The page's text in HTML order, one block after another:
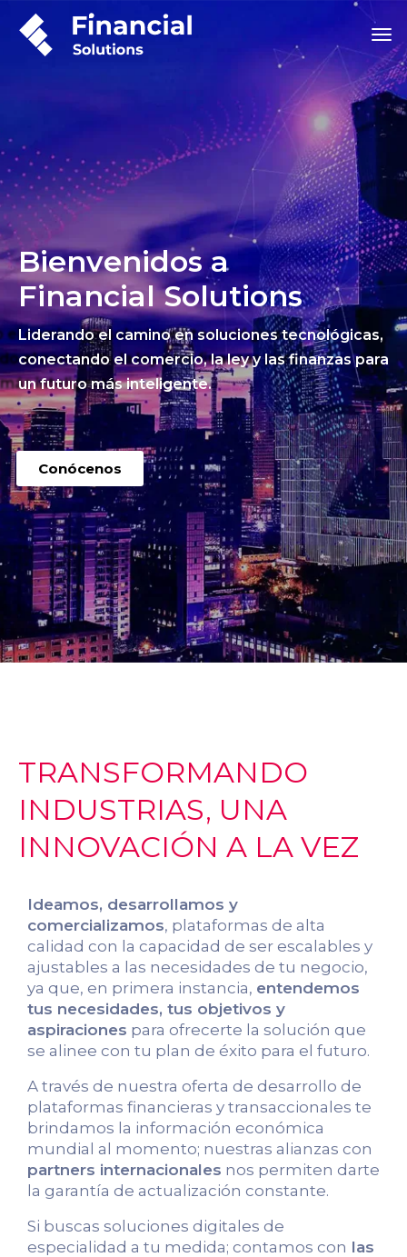
Bienvenidos a
Financial Solutions
Liderando el camino en soluciones tecnológicas,
conectando el comercio, la ley y las finanzas para
un futuro más inteligente.
Conócenos
TRANSFORMANDO
INDUSTRIAS, UNA
INNOVACIÓN A LA VEZ
Ideamos, desarrollamos y
comercializamos, plataformas de alta
calidad con la capacidad de ser escalables y
ajustables a las necesidades de tu negocio,
ya que, en primera instancia, entendemos
tus necesidades, tus objetivos y
aspiraciones para ofrecerte la solución que
se alinee con tu plan de éxito para el futuro.
A través de nuestra oferta de desarrollo de
plataformas financieras y transaccionales te
brindamos la información económica
mundial al momento; nuestras alianzas con
partners internacionales nos permiten darte
la garantía de actualización constante.
Si buscas soluciones digitales de
especialidad a tu medida; contamos con las